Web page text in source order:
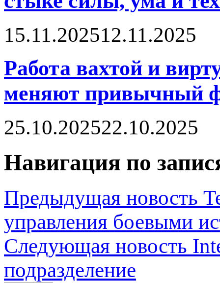
15.11.202512.11.2025
Работа вахтой и
меняют привычный
25.10.202522.10.2025
Навигация по
Предыдущая новость
управления боевыми
Следующая новость
подразделение